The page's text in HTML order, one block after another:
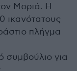
Μοριά. Η
ικανότατους
πλήγμα
συμβούλιο για